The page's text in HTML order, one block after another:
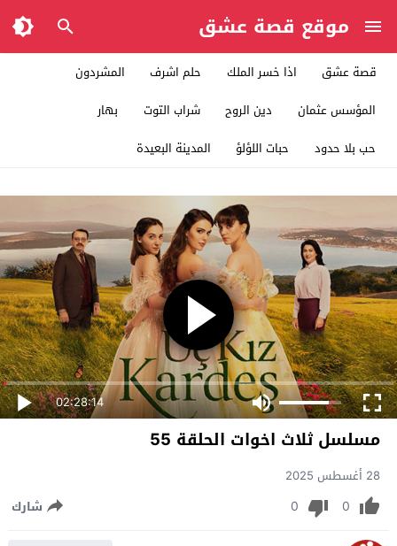
موقع قصة عشق
قصة عشق اذا خسر الملك حلم اشرف
المشردون
المؤسس عثمان
دين الروح شراب التوت
بهار
حب بلا حدود
حبات اللؤلؤ المدينة البعيدة
02:28:14
مسلسل ثلاث اخوات الحلقة 55
28 أغسطس 2025
0
0 شارك